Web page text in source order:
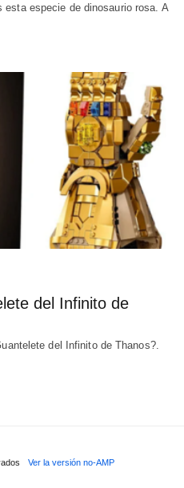
especie de dinosaurio rosa. A
del Infinito de
del Infinito de Thanos?.
Ver la versión no-AMP